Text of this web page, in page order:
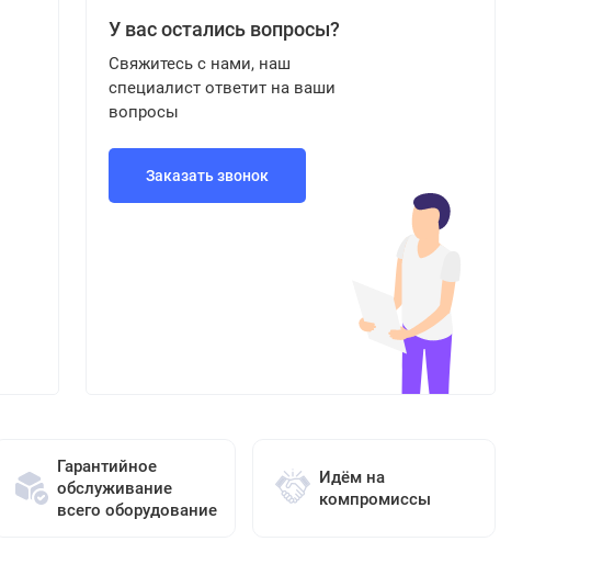
У вас остались вопросы?
Свяжитесь с нами, наш
специалист ответит на ваши
вопросы
Заказать звонок
Гарантийное
обслуживание
всего оборудование
Идём на
компромиссы